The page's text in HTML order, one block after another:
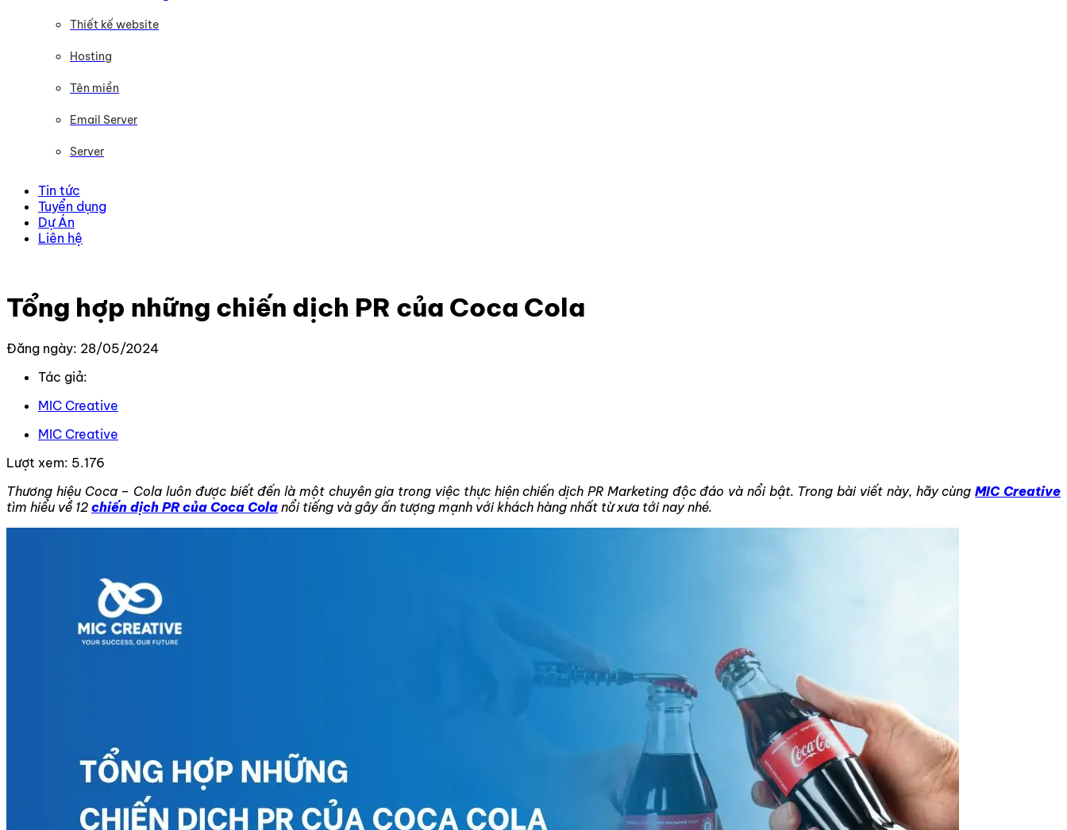
Thiết kế website
Hosting
Tên miền
Email Server
Server
Tin tức
Tuyển dụng
Dự Án
Liên hệ
Tổng hợp những chiến dịch PR của Coca Cola
Đăng ngày: 28/05/2024
Tác giả:
MIC Creative
MIC Creative
Lượt xem: 5.176
Thương hiệu Coca – Cola luôn được biết đến là một chuyên gia trong việc thực hiện chiến dịch PR Marketing độc đáo và nổi bật. Trong bài viết này, hãy cùng MIC Creative
tìm hiểu về 12 chiến dịch PR của Coca Cola nổi tiếng và gây ấn tượng mạnh với khách hàng nhất từ xưa tới nay nhé.